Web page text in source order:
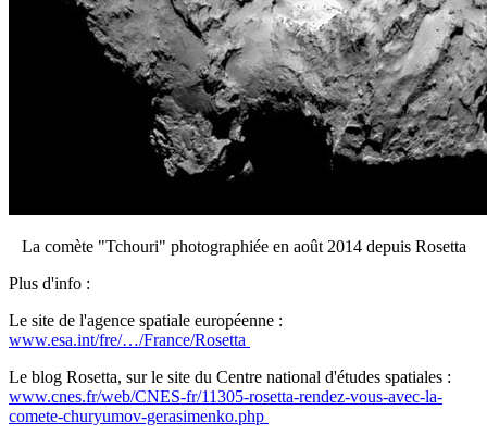
La comète "Tchouri" photographiée en août 2014 depuis Rosetta
Plus d'info :
Le site de l'agence spatiale européenne :
www.esa.int/fre/…/France/Rosetta
Le blog Rosetta, sur le site du Centre national d'études spatiales :
www.cnes.fr/web/CNES-fr/11305-rosetta-rendez-vous-avec-la-
comete-churyumov-gerasimenko.php